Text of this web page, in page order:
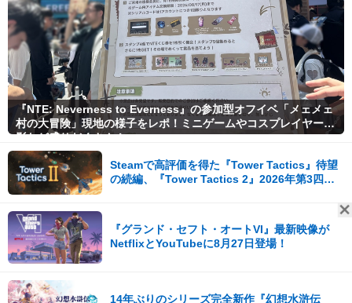
『NTE: Neverness to Everness』の参加型オフイベ「メェメェ
村の大冒険」現地の様子をレポ！ミニゲームやコスプレイヤー撮
影など盛りだくさん！
Steamで高評価を得た『Tower Tactics』待望
の続編、『Tower Tactics 2』2026年第3四半
『グランド・セフト・オートVI』最新映像が
NetflixとYouTubeに8月27日登場！
14年ぶりのシリーズ完全新作『幻想水滸伝